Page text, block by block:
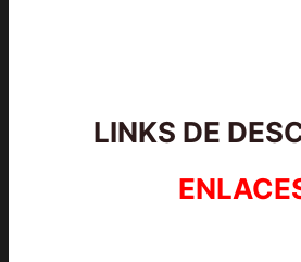
LINKS DE